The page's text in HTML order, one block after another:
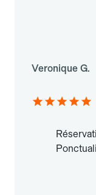
Veronique G.